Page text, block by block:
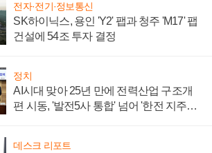
전자·전기·정보통신
SK하이닉스, 용인 'Y2' 팹과 청주 'M17' 팹
건설에 54조 투자 결정
정치
AI시대 맞아 25년 만에 전력산업 구조개
편 시동, '발전5사 통합' 넘어 '한전 지주사'
데스크 리포트